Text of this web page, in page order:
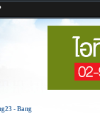
- Bang